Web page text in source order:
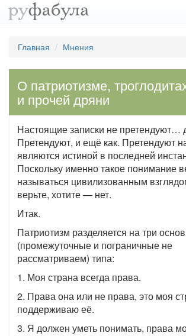
Главная Мнения
О патриотизме,
и прочей дряни
Настоящие записки не претендуют…
Претендуют, и ещё как. Претендуют
являются истиной в последней
Поскольку именно такое понимание
называться цивилизованным
верьте, хотите — нет.
Итак.
Патриотизм разделяется на три
(промежуточные и пограничные не
рассматриваем) типа:
1. Моя страна всегда права.
2. Права она или не права, это моя
поддерживаю её.
3. Я должен уметь понимать, права